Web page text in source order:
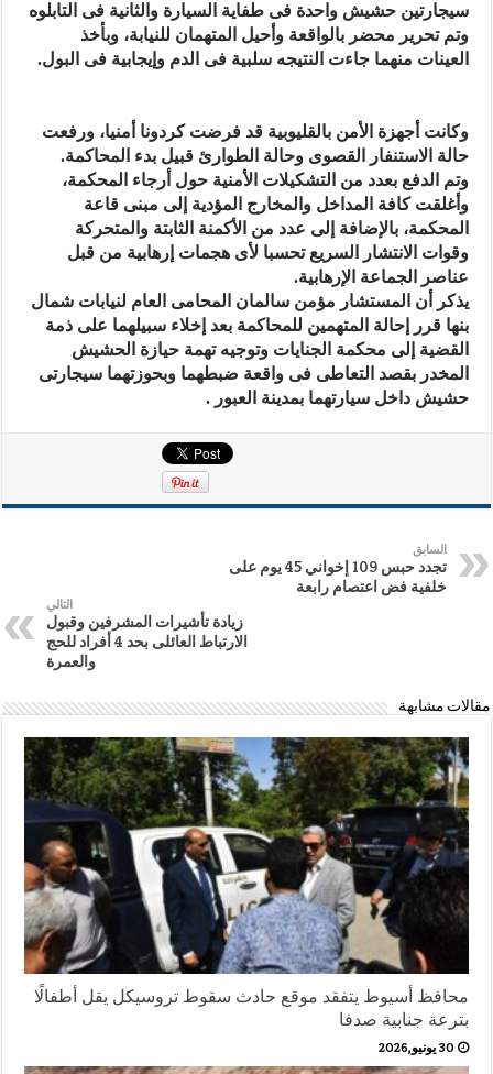
سيجارتين حشيش واحدة فى طفاية السيارة والثانية فى التابلوه
وتم تحرير محضر بالواقعة وأحيل المتهمان للنيابة، وبأخذ
العينات منهما جاءت النتيجه سلبية فى الدم وإيجابية فى البول.
وكانت أجهزة الأمن بالقليوبية قد فرضت كردونا أمنيا، ورفعت
حالة الاستنفار القصوى وحالة الطوارئ قبيل بدء المحاكمة.
وتم الدفع بعدد من التشكيلات الأمنية حول أرجاء المحكمة،
وأغلقت كافة المداخل والمخارج المؤدية إلى مبنى قاعة
المحكمة، بالإضافة إلى عدد من الأكمنة الثابتة والمتحركة
وقوات الانتشار السريع تحسبا لأى هجمات إرهابية من قبل
عناصر الجماعة الإرهابية.
يذكر أن المستشار مؤمن سالمان المحامى العام لنيابات شمال
بنها قرر إحالة المتهمين للمحاكمة بعد إخلاء سبيلهما على ذمة
القضية إلى محكمة الجنايات وتوجيه تهمة حيازة الحشيش
المخدر بقصد التعاطى فى واقعة ضبطهما وبحوزتهما سيجارتى
حشيش داخل سيارتهما بمدينة العبور .
السابق
تجدد حبس 109 إخواني 45 يوم على
خلفية فض اعتصام رابعة‎
التالي
زيادة تأشيرات المشرفين وقبول
الارتباط العائلى بحد 4 أفراد للحج
والعمرة
مقالات مشابهة
محافظ أسيوط يتفقد موقع حادث سقوط تروسيكل يقل أطفالًا
بترعة جنابية صدفا
30 يونيو,2026